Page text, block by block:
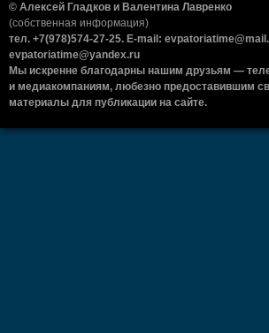
© Алексей Гладков и Валентина Лавренко
(собственная информация)
тел. +7(978)574-27-25. E-mail:
evpatoriatime@yandex.ru
Мы искренне благодарны нашим друзьям —
и медиакомпаниям, любезно предоставившим
материалы для публикации на сайте.